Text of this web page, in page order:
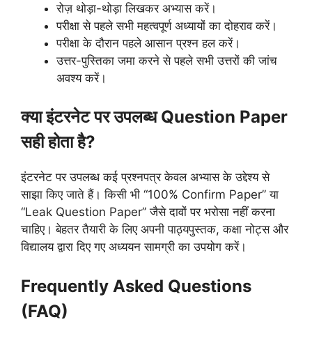
रोज़ थोड़ा-थोड़ा लिखकर अभ्यास करें।
परीक्षा से पहले सभी महत्वपूर्ण अध्यायों का दोहराव करें।
परीक्षा के दौरान पहले आसान प्रश्न हल करें।
उत्तर-पुस्तिका जमा करने से पहले सभी उत्तरों की जांच
अवश्य करें।
क्या इंटरनेट पर उपलब्ध Question Paper
सही होता है?
इंटरनेट पर उपलब्ध कई प्रश्नपत्र केवल अभ्यास के उद्देश्य से
साझा किए जाते हैं। किसी भी “100% Confirm Paper” या
“Leak Question Paper” जैसे दावों पर भरोसा नहीं करना
चाहिए। बेहतर तैयारी के लिए अपनी पाठ्यपुस्तक, कक्षा नोट्स और
विद्यालय द्वारा दिए गए अध्ययन सामग्री का उपयोग करें।
Frequently Asked Questions
(FAQ)